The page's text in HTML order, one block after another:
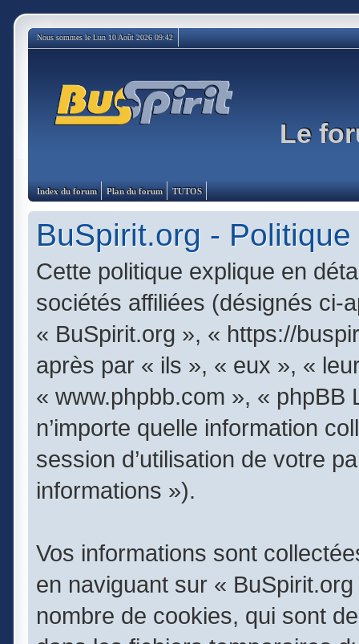
Nous sommes le Lun 10 Août 2026 09:42
Le
Index du forum Plan du forum TUTOS
BuSpirit.org -
Cette politique explique en
sociétés affiliées (désignés ci-
« BuSpirit.org », « https://
après par « ils », « eux », «
« www.phpbb.com », « phpBB
n’importe quelle information
session d’utilisation de votre
informations »).
Vos informations sont
en naviguant sur «
nombre de cookies, qui sont